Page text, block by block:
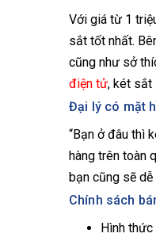
Với giá từ 1
sắt tốt nhất.
cũng như sở
điện tử, két sắt
Đại lý có mặt
“Bạn ở đâu thì
hàng trên toàn
bạn cũng sẽ
Chính sách
Hình thức